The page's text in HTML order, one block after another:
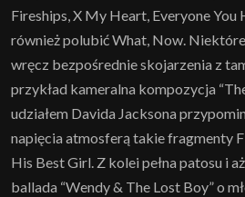
Fireships, X My Heart, Everyone
również polubić What, Now.
wręcz bezpośrednie skojarzenia z
przykład kameralna kompozycja
udziałem Davida Jacksona
napięcia atmosferą takie fragmenty
His Best Girl. Z kolei pełna patosu i
ballada “Wendy & The Lost Boy” o